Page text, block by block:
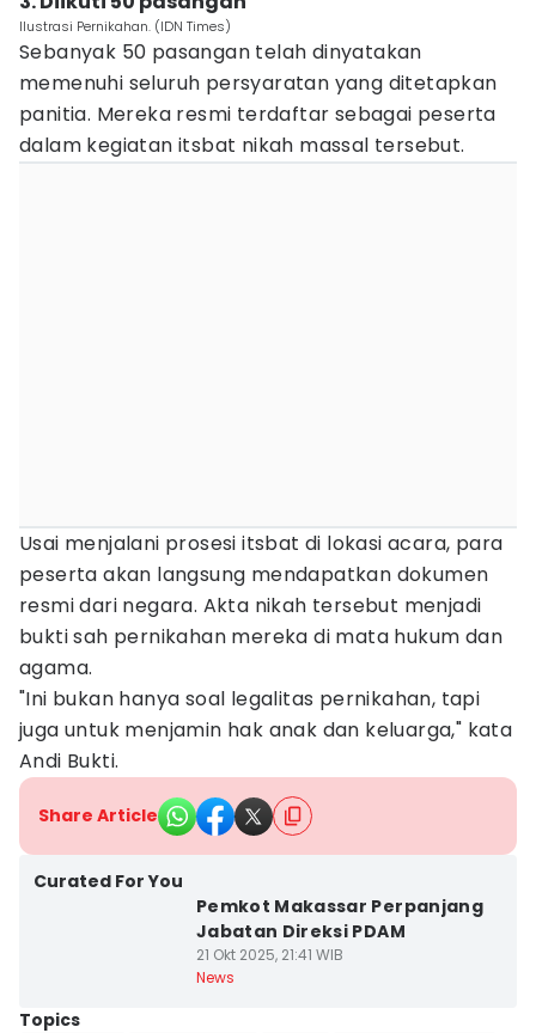
Ilustrasi Pernikahan. (IDN Times)
Sebanyak 50 pasangan telah dinyatakan
memenuhi seluruh persyaratan yang ditetapkan
panitia. Mereka resmi terdaftar sebagai peserta
dalam kegiatan itsbat nikah massal tersebut.
Usai menjalani prosesi itsbat di lokasi acara, para
peserta akan langsung mendapatkan dokumen
resmi dari negara. Akta nikah tersebut menjadi
bukti sah pernikahan mereka di mata hukum dan
agama.
"Ini bukan hanya soal legalitas pernikahan, tapi
juga untuk menjamin hak anak dan keluarga," kata
Andi Bukti.
Share Article
Curated For You
Pemkot Makassar Perpanjang
Jabatan Direksi PDAM
21 Okt 2025, 21:41 WIB
News
Topics